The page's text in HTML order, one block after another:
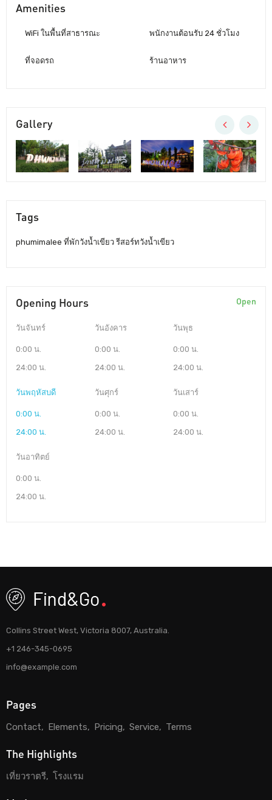
Amenities
WiFi ในพื้นที่สาธารณะ
ที่จอดรถ
พนักงานต้อนรับ 24 ชั่วโมง
ร้านอาหาร
Gallery
Tags
phumimalee ที่พักวังน้ำเขียว รีสอร์ทวังน้ำเขียว
Opening Hours Open
วันจันทร์
0:00 น.
24:00 น.
วันอังคาร
0:00 น.
24:00 น.
วันพุธ
0:00 น.
24:00 น.
วันพฤหัสบดี
0:00 น.
24:00 น.
วันศุกร์
0:00 น.
24:00 น.
วันเสาร์
0:00 น.
24:00 น.
วันอาทิตย์
0:00 น.
24:00 น.
Collins Street West, Victoria 8007, Australia.
+1 246-345-0695
info@example.com
Pages
Contact Elements Pricing Service Terms
The Highlights
เที่ยวราตรี โรงแรม